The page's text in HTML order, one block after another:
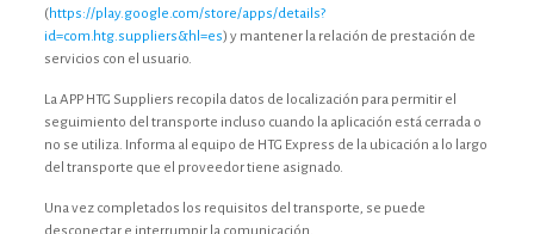
(https://play.google.com/store/apps/details?
id=com.htg.suppliers&hl=es) y mantener la relación de prestación de
servicios con el usuario.
La APP HTG Suppliers recopila datos de localización para permitir el
seguimiento del transporte incluso cuando la aplicación está cerrada o
no se utiliza. Informa al equipo de HTG Express de la ubicación a lo largo
del transporte que el proveedor tiene asignado.
Una vez completados los requisitos del transporte, se puede